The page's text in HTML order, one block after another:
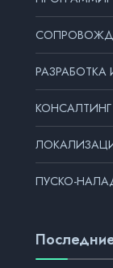
КОНСАЛТИНГ
ПУСКО-